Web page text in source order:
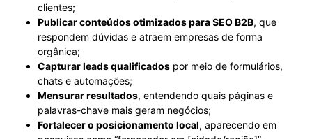
clientes;
Publicar conteúdos otimizados para SEO B2B, que
respondem dúvidas e atraem empresas de forma
orgânica;
Capturar leads qualificados por meio de formulários,
chats e automações;
Mensurar resultados, entendendo quais páginas e
palavras-chave mais geram negócios;
Fortalecer o posicionamento local, aparecendo em